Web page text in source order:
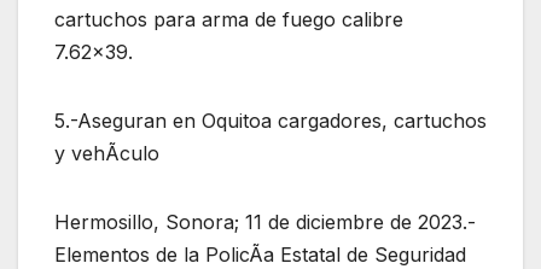
cartuchos para arma de fuego calibre
7.62×39.
5.-Aseguran en Oquitoa cargadores, cartuchos
y vehÃculo
Hermosillo, Sonora; 11 de diciembre de 2023.-
Elementos de la PolicÃa Estatal de Seguridad